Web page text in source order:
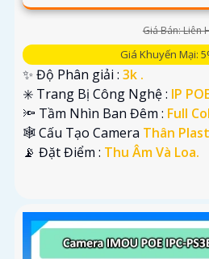
Giá Bán: Liên
Giá Khuyến Mại:
✨ Độ Phân giải : 3k .
✳️ Trang Bị Công Nghệ : IP
🔦 Tầm Nhìn Ban Đêm : Full
🕸️ Cấu Tạo Camera Thân
️📡 Đặt Điểm : Thu Âm Và Loa.